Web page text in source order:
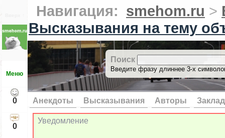
Меню
0
0
Навигация: smehom.ru >
Высказывания на тему
Поиск
Введите фразу длиннее 3-х
Анекдоты Высказывания Авторы
Уведомление